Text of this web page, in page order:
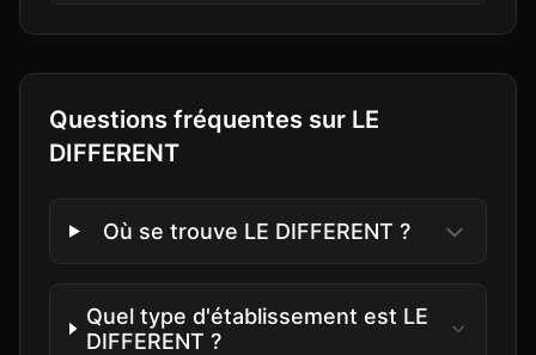
Questions fréquentes sur LE
DIFFERENT
Où se trouve LE DIFFERENT ?
Quel type d'établissement est LE
DIFFERENT ?